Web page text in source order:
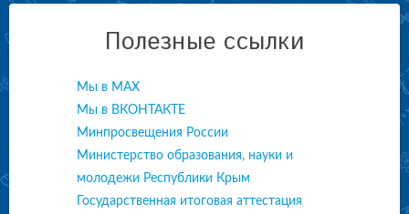
Полезные ссылки
Мы в МАХ
Мы в ВКОНТАКТЕ
Минпросвещения России
Министерство образования, науки и
молодежи Республики Крым
Государственная итоговая аттестация